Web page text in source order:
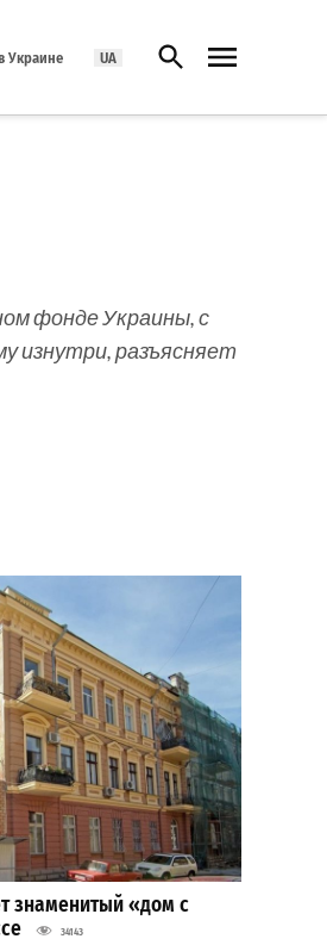
Украине UA Открыть поиск
фонде Украины, с
изнутри, разъясняет
знаменитый «дом с
34143